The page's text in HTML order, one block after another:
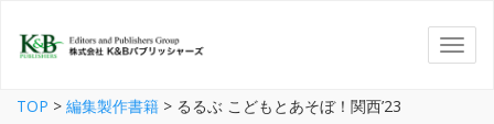
TOP > 編集製作書籍 > るるぶ こどもとあそぼ！関西’23